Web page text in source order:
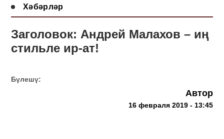
Хәбәрләр
Заголовок: Андрей Малахов – иң
стильле ир-ат!
Бүлешү:
Автор
16 февраля 2019 - 13:45